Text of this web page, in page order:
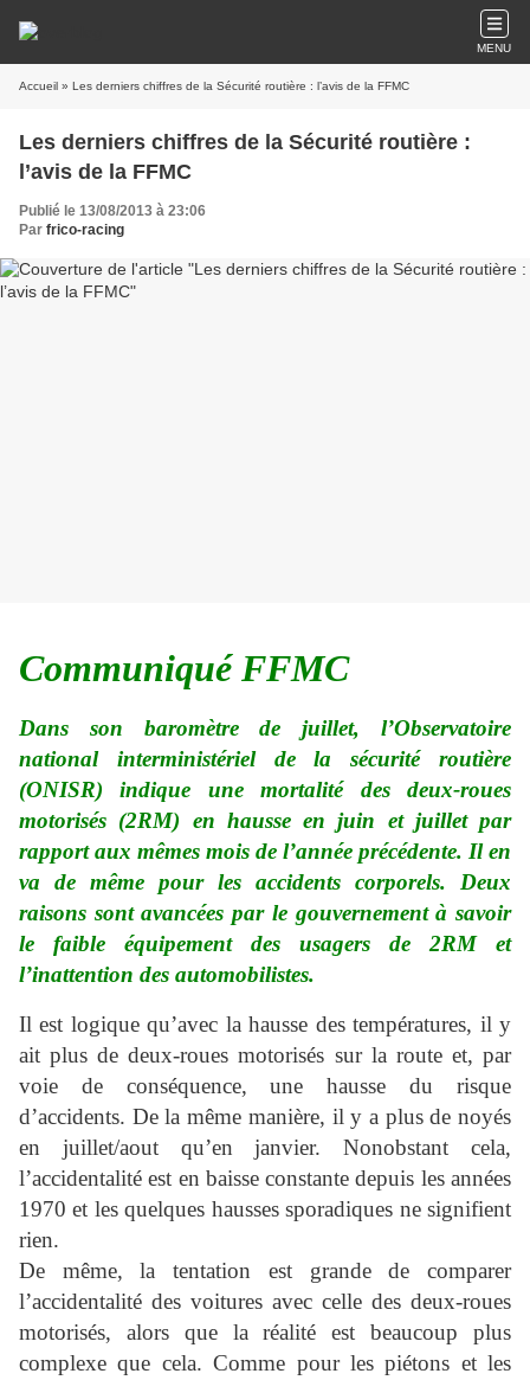
MENU
Accueil » Les derniers chiffres de la Sécurité routière : l’avis de la FFMC
Les derniers chiffres de la Sécurité routière :
l’avis de la FFMC
Publié le 13/08/2013 à 23:06
Par frico-racing
Communiqué FFMC
Dans son baromètre de juillet, l’Observatoire
national interministériel de la sécurité routière
(ONISR) indique une mortalité des deux-roues
motorisés (2RM) en hausse en juin et juillet par
rapport aux mêmes mois de l’année précédente. Il en
va de même pour les accidents corporels. Deux
raisons sont avancées par le gouvernement à savoir
le faible équipement des usagers de 2RM et
l’inattention des automobilistes.
Il est logique qu’avec la hausse des températures, il y
ait plus de deux-roues motorisés sur la route et, par
voie de conséquence, une hausse du risque
d’accidents. De la même manière, il y a plus de noyés
en juillet/aout qu’en janvier. Nonobstant cela,
l’accidentalité est en baisse constante depuis les années
1970 et les quelques hausses sporadiques ne signifient
rien.
De même, la tentation est grande de comparer
l’accidentalité des voitures avec celle des deux-roues
motorisés, alors que la réalité est beaucoup plus
complexe que cela. Comme pour les piétons et les